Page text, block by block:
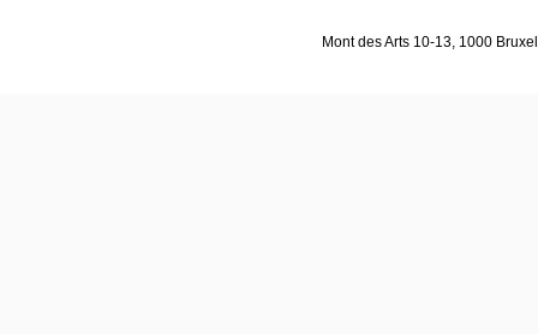
Mont des Arts 10-13, 1000